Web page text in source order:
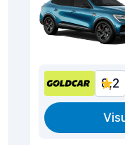
8,2